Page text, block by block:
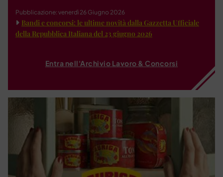
Pubblicazione: venerdì 26 Giugno 2026
Bandi e concorsi: le ultime novità dalla Gazzetta Ufficiale
della Repubblica Italiana del 23 giugno 2026
Entra nell'Archivio Lavoro & Concorsi